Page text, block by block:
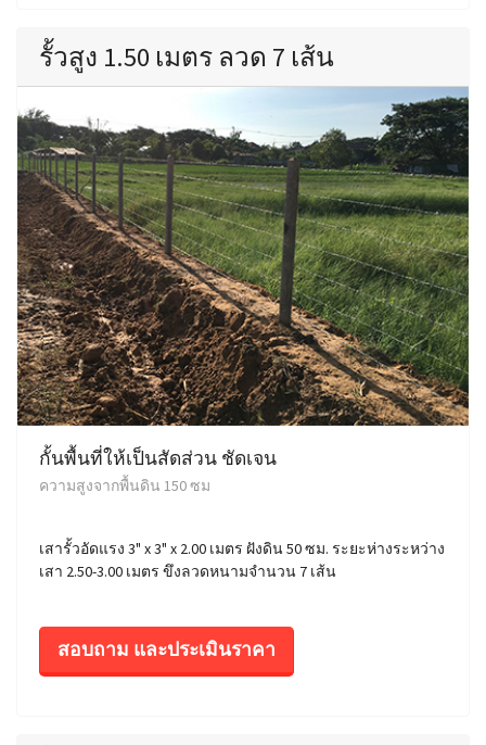
รั้วสูง 1.50 เมตร ลวด 7 เส้น
กั้นพื้นที่ให้เป็นสัดส่วน ชัดเจน
ความสูงจากพื้นดิน 150 ซม
เสารั้วอัดแรง 3" x 3" x 2.00 เมตร ฝังดิน 50 ซม. ระยะห่างระหว่าง
เสา 2.50-3.00 เมตร ขึงลวดหนามจำนวน 7 เส้น
สอบถาม และประเมินราคา